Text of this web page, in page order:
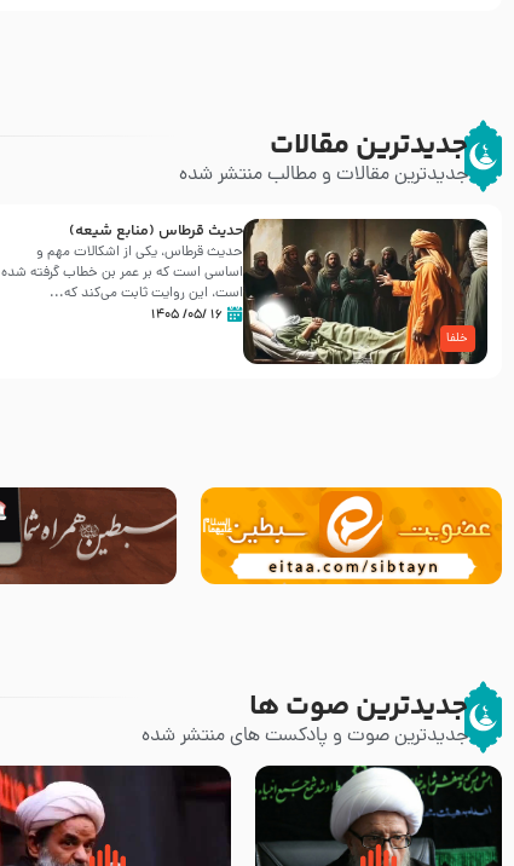
جدیدترین مقالات
جدیدترین مقالات و مطالب منتشر شده
خلفا
حدیث قرطاس (منابع شیعه)
حدیث قرطاس، یکی از اشکالات مهم و
اساسی است که بر عمر بن خطاب گرفته شده
است، این روایت ثابت می‌کند که...
۱۶ /۰۵/ ۱۴۰۵
جدیدترین صوت ها
جدیدترین صوت و پادکست های منتشر شده